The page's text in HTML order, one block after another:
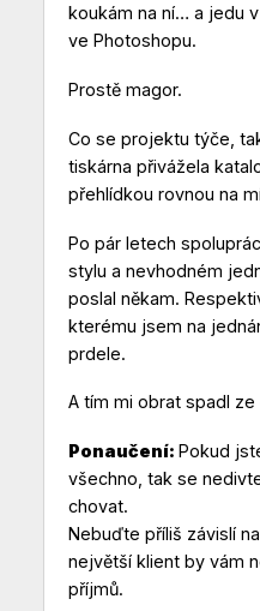
koukám na ní… a jedu
ve Photoshopu.
Prostě magor.
Co se projektu týče,
tiskárna přivážela
přehlídkou rovnou na
Po pár letech
stylu a nevhodném
poslal někam.
kterému jsem na
prdele.
A tím mi obrat spadl
Ponaučení: Pokud
všechno, tak se
chovat.
Nebuďte příliš závislí
největší klient by vám
příjmů.